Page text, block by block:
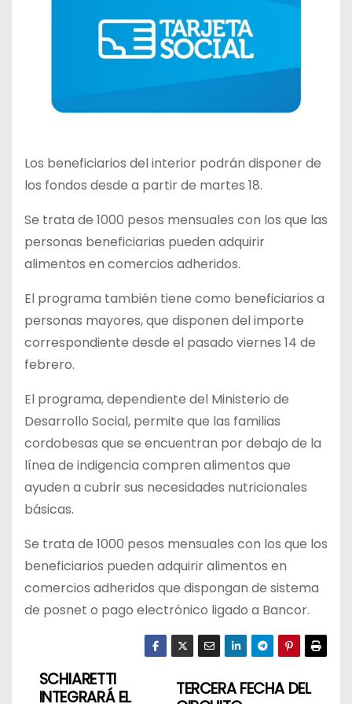
Los beneficiarios del interior podrán disponer de
los fondos desde a partir de martes 18.
Se trata de 1000 pesos mensuales con los que las
personas beneficiarias pueden adquirir
alimentos en comercios adheridos.
El programa también tiene como beneficiarios a
personas mayores, que disponen del importe
correspondiente desde el pasado viernes 14 de
febrero.
El programa, dependiente del Ministerio de
Desarrollo Social, permite que las familias
cordobesas que se encuentran por debajo de la
línea de indigencia compren alimentos que
ayuden a cubrir sus necesidades nutricionales
básicas.
Se trata de 1000 pesos mensuales con los que los
beneficiarios pueden adquirir alimentos en
comercios adheridos que dispongan de sistema
de posnet o pago electrónico ligado a Bancor.
N
TERCERA FECHA DEL
SCHIARETTI
INTEGRARÁ EL